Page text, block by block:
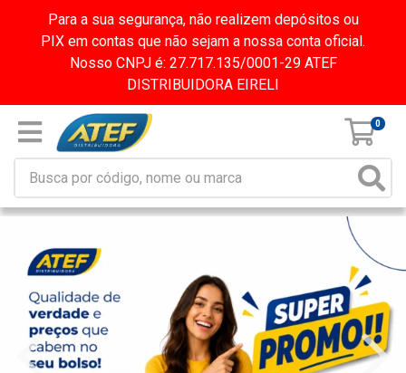
Para a sua segurança, não realizem depósitos ou
PIX em contas que não sejam a nossa conta oficial.
Nosso CNPJ é: 27.717.135/0001-29 ATEF
DISTRIBUIDORA EIRELI
0